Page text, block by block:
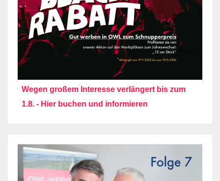
Wegen großem Interesse verlängert bis zum
1.8. - Hier buchen und informieren